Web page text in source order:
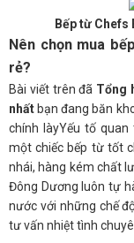
Bếp từ Chefs
Nên chọn mua
rẻ?
Bài viết trên đã Tổng
nhất bạn đang băn
chính làyYếu tố
một chiếc bếp từ tốt
nhái, hàng kém chất
Đông Dương luôn tự
nước với những chế
tư vấn nhiệt tình